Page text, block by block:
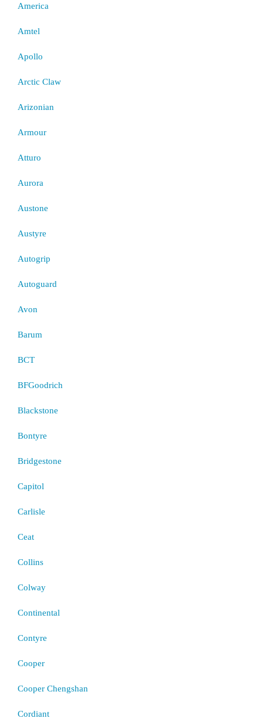
America
Amtel
Apollo
Arctic Claw
Arizonian
Armour
Atturo
Aurora
Austone
Austyre
Autogrip
Autoguard
Avon
Barum
BCT
BFGoodrich
Blackstone
Bontyre
Bridgestone
Capitol
Carlisle
Ceat
Collins
Colway
Continental
Contyre
Cooper
Cooper Chengshan
Cordiant